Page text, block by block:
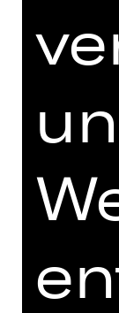
Hinweis
„Das ist
Stadt, in
geboren
hoffen,
Neuem
in die